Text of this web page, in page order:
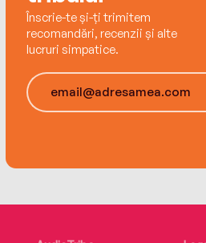
Înscrie-te și-ți trimitem
recomandări, recenzii și alte
lucruri simpatice.